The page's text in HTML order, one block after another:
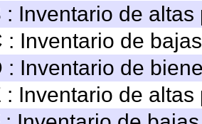
: Inventario de
: Inventario de
: Inventario de
: Inventario de